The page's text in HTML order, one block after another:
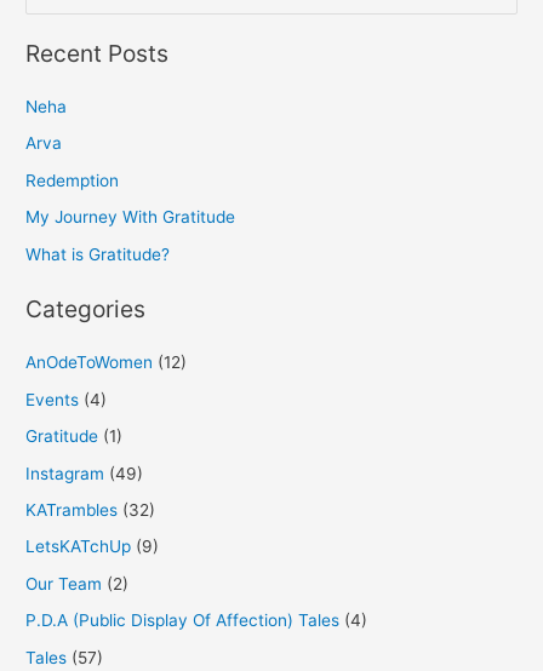
e
a
c
h
f
o
Recent Posts
Neha
Arva
Redemption
My Journey With Gratitude
What is Gratitude?
Categories
AnOdeToWomen (12)
Events (4)
Gratitude (1)
Instagram (49)
KATrambles (32)
LetsKATchUp (9)
Our Team (2)
P.D.A (Public Display Of Affection) Tales (4)
Tales (57)